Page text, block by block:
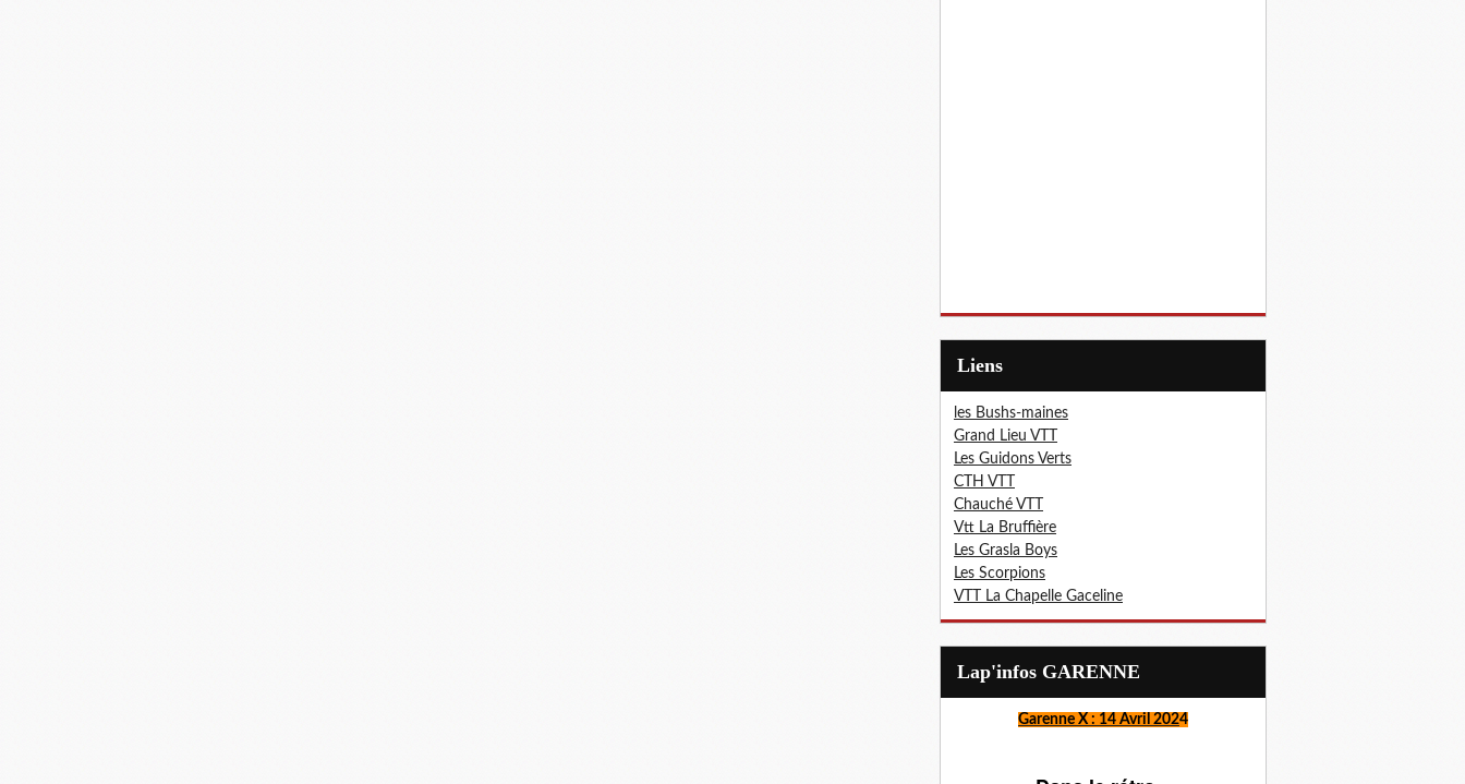
Liens
les Bushs-maines
Grand Lieu VTT
Les Guidons Verts
CTH VTT
Chauché VTT
Vtt La Bruffière
Les Grasla Boys
Les Scorpions
VTT La Chapelle Gaceline
Lap'infos GARENNE
Garenne X : 14 Avril 2024